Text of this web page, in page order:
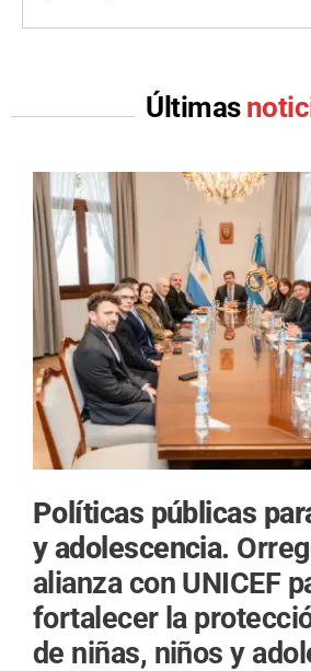
Últimas
Políticas públicas
y adolescencia.
alianza con UNICEF
fortalecer la
de niñas, niños y